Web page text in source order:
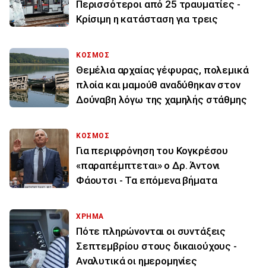
Περισσότεροι από 25 τραυματίες -
Κρίσιμη η κατάσταση για τρεις
ΚΟΣΜΟΣ
Θεμέλια αρχαίας γέφυρας, πολεμικά
πλοία και μαμούθ αναδύθηκαν στον
Δούναβη λόγω της χαμηλής στάθμης
ΚΟΣΜΟΣ
Για περιφρόνηση του Κογκρέσου
«παραπέμπτεται» ο Δρ. Άντονι
Φάουτσι - Τα επόμενα βήματα
ΧΡΗΜΑ
Πότε πληρώνονται οι συντάξεις
Σεπτεμβρίου στους δικαιούχους -
Αναλυτικά οι ημερομηνίες